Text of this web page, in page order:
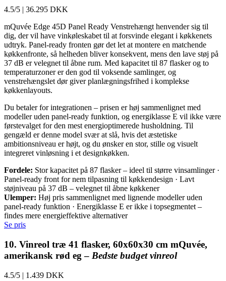
4.5/5 | 36.295 DKK
mQuvée Edge 45D Panel Ready Venstrehængt henvender sig til
dig, der vil have vinkøleskabet til at forsvinde elegant i køkkenets
udtryk. Panel-ready fronten gør det let at montere en matchende
køkkenfronte, så helheden bliver konsekvent, mens den lave støj på
37 dB er velegnet til åbne rum. Med kapacitet til 87 flasker og to
temperaturzoner er den god til voksende samlinger, og
venstrehængslet dør giver planlægningsfrihed i komplekse
køkkenlayouts.
Du betaler for integrationen – prisen er høj sammenlignet med
modeller uden panel-ready funktion, og energiklasse E vil ikke være
førstevalget for den mest energioptimerede husholdning. Til
gengæld er denne model svær at slå, hvis det æstetiske
ambitionsniveau er højt, og du ønsker en stor, stille og visuelt
integreret vinløsning i et designkøkken.
Fordele: Stor kapacitet på 87 flasker – ideel til større vinsamlinger ·
Panel-ready front for nem tilpasning til køkkendesign · Lavt
støjniveau på 37 dB – velegnet til åbne køkkener
Ulemper: Høj pris sammenlignet med lignende modeller uden
panel-ready funktion · Energiklasse E er ikke i topsegmentet –
findes mere energieffektive alternativer
Se pris
10. Vinreol træ 41 flasker, 60x60x30 cm mQuvée,
amerikansk rød eg – Bedste budget vinreol
4.5/5 | 1.439 DKK